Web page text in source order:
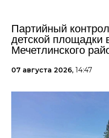
Партийный
детской площадки
Мечетлинского
07 августа 2026, 14:47